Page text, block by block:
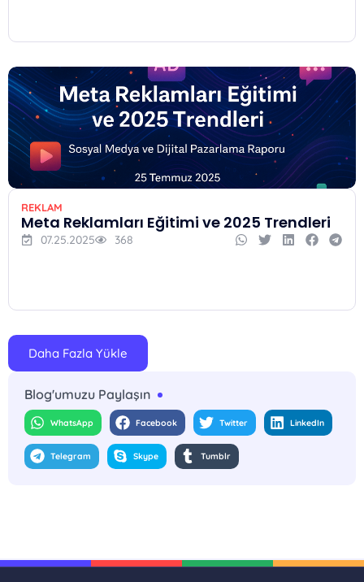
REKLAM
Meta Reklamları Eğitimi ve 2025 Trendleri
07.25.2025 368
Daha Fazla Yükle
Blog'umuzu Paylaşın
WhatsApp Facebook Twitter LinkedIn
Telegram Skype Tumblr